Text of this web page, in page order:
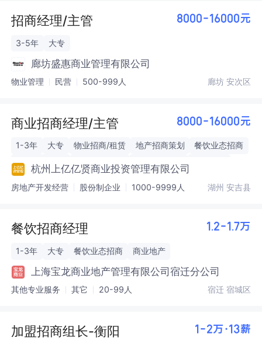
招商经理/主管 8000-16000元
3-5年 大专
廊坊盛惠商业管理有限公司
物业管理 民营 500-999人 廊坊 安次区
商业招商经理/主管 8000-16000元
1-3年 大专 物业招商/租赁 地产招商策划
餐饮业态招商
休闲娱乐招商
亲子业态招商 零售业态招商
杭州上亿亿贤商业投资管理有限公司
房地产开发经营 股份制企业 1000-9999人 湖州 安吉县
餐饮招商经理 1.2-1.7万
1-3年 大专 餐饮业态招商 商业地产
上海宝龙商业地产管理有限公司宿迁分公司
其他专业服务 其它 20-99人 宿迁 宿城区
加盟招商组长-衡阳 1-2万·13薪